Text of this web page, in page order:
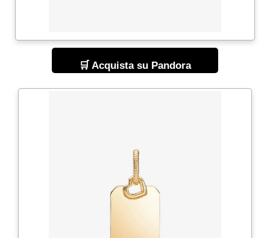
🛒 Acquista su Pandora